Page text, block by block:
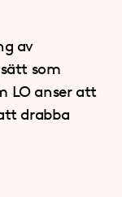
av
som
LO anser att
drabba